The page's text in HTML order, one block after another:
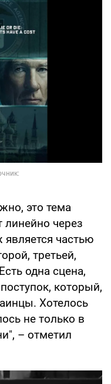
это тема
линейно через
частью
третьей,
одна сцена,
который,
Хотелось
не только в
– отметил